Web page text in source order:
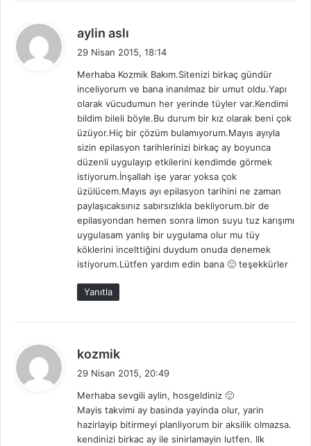
aylin aslı
i
k
i
29 Nisan 2015, 18:14
Merhaba Kozmik Bakım.Sitenizi birkaç gündür
inceliyorum ve bana inanılmaz bir umut oldu.Yapı
olarak vücudumun her yerinde tüyler var.Kendimi
bildim bileli böyle.Bu durum bir kız olarak beni çok
üzüyor.Hiç bir çözüm bulamıyorum.Mayıs ayıyla
sizin epilasyon tarihlerinizi birkaç ay boyunca
düzenli uygulayıp etkilerini kendimde görmek
istiyorum.İnşallah işe yarar yoksa çok
üzülücem.Mayıs ayı epilasyon tarihini ne zaman
paylaşıcaksınız sabırsızlıkla bekliyorum.bir de
epilasyondan hemen sonra limon suyu tuz karışımı
uygulasam yanlış bir uygulama olur mu tüy
köklerini incelttiğini duydum onuda denemek
istiyorum.Lütfen yardım edin bana 🙁 teşekkürler
Yanıtla
kozmik
i
k
i
29 Nisan 2015, 20:49
Merhaba sevgili aylin, hosgeldiniz 🙂
Mayis takvimi ay basinda yayinda olur, yarin
hazirlayip bitirmeyi planliyorum bir aksilik olmazsa.
kendinizi birkac ay ile sinirlamayin lutfen. Ilk